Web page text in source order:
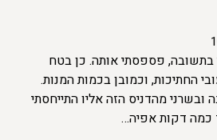
בתשובה, פספסתי אותה. כן בטח
החתיכות, וכמובן בכמות המנות.
מהדניס הזה אליו התייחסתי
כמה דקות אפיה…